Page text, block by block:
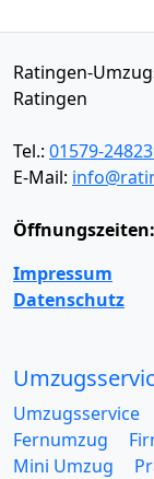
Ratingen-
Ratingen
Tel.: 01579-
E-Mail:
Öffnungszeiten:
Impressum
Datenschutz
Umzugsservice
Fernumzug
Mini Umzug